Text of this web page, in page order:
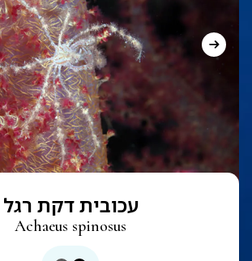
עכובית דקת רגל
Achaeus spinosus